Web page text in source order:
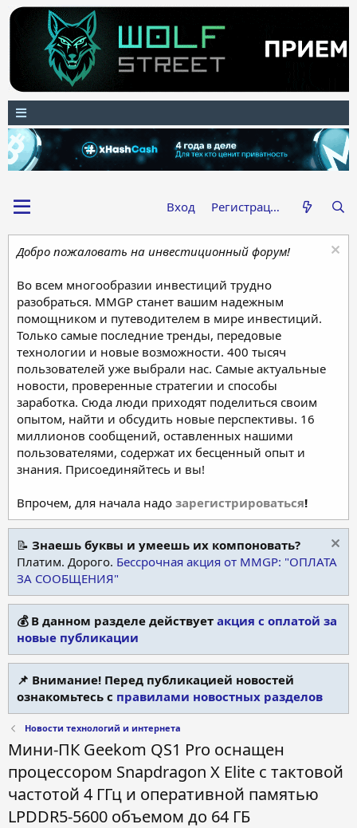
Вход Регистрация
Добро пожаловать на инвестиционный форум!
Во всем многообразии инвестиций трудно
разобраться. MMGP станет вашим надежным
помощником и путеводителем в мире инвестиций.
Только самые последние тренды, передовые
технологии и новые возможности. 400 тысяч
пользователей уже выбрали нас. Самые актуальные
новости, проверенные стратегии и способы
заработка. Сюда люди приходят поделиться своим
опытом, найти и обсудить новые перспективы. 16
миллионов сообщений, оставленных нашими
пользователями, содержат их бесценный опыт и
знания. Присоединяйтесь и вы!
Впрочем, для начала надо зарегистрироваться!
📝 Знаешь буквы и умеешь их компоновать?
Платим. Дорого. Бессрочная акция от MMGP: "ОПЛАТА
ЗА СООБЩЕНИЯ"
💰 В данном разделе действует акция с оплатой за
новые публикации
📌 Внимание! Перед публикацией новостей
ознакомьтесь с правилами новостных разделов
Новости технологий и интернета
Мини-ПК Geekom QS1 Pro оснащен
процессором Snapdragon X Elite с тактовой
частотой 4 ГГц и оперативной памятью
LPDDR5-5600 объемом до 64 ГБ